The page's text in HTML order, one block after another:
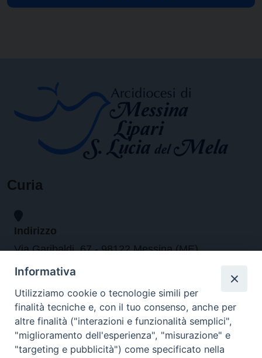
Curia
Indirizzo
Via Garibaldi, 67 - 98122 Messina (ME)
Orari
da lunedi al venerdi dalle ore 9.30 alle 12.30
Contatti
Informativa
Utilizziamo cookie o tecnologie simili per
finalità tecniche e, con il tuo consenso, anche per
altre finalità ("interazioni e funzionalità semplici",
"miglioramento dell'esperienza", "misurazione" e
"targeting e pubblicità") come specificato nella